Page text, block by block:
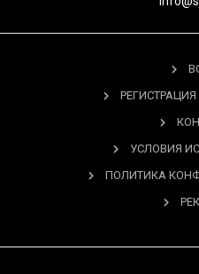
УСЛОВИЯ
ПОЛИТИКА